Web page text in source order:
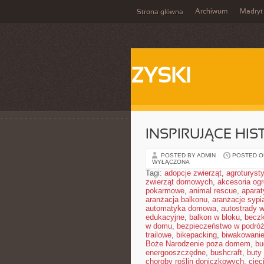
Strona główna Archiwum Madryt
ZYSKI
INSPIRUJĄCE
POSTED BY ADMIN POSTED
WYŁĄCZONA
Tagi: adopcje zwierząt,
zwierząt domowych, akcesoria
pokarmowe, animal rescue,
aranżacja balkonu, aranżacje
automatyka domowa, autostrady
edukacyjne, balkon w bloku,
w domu, bezpieczeństwo w
trailowe, bikepacking, biwakowanie
Boże Narodzenie poza domem,
energooszczędne, bushcraft, buty
choroby roślin doniczkowych,